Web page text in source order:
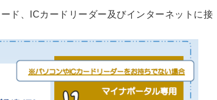
ド、ICカードリーダー及びインターネットに接